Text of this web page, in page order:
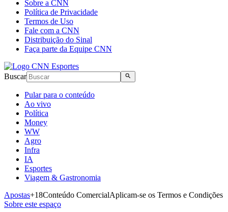
Sobre a CNN
Política de Privacidade
Termos de Uso
Fale com a CNN
Distribuição do Sinal
Faça parte da Equipe CNN
Buscar
Pular para o conteúdo
Ao vivo
Política
Money
WW
Agro
Infra
IA
Esportes
Viagem & Gastronomia
Apostas+18Conteúdo ComercialAplicam-se os Termos e Condições
Sobre este espaço